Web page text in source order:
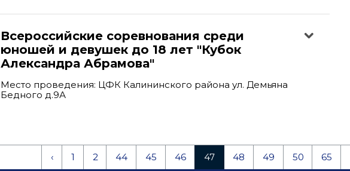
Всероссийские соревнования среди
юношей и девушек до 18 лет "Кубок
Александра Абрамова"
Место проведения: ЦФК Калининского района ул. Демьяна
Бедного д.9А
‹ 1 2 44 45 46 47 48 49 50 65